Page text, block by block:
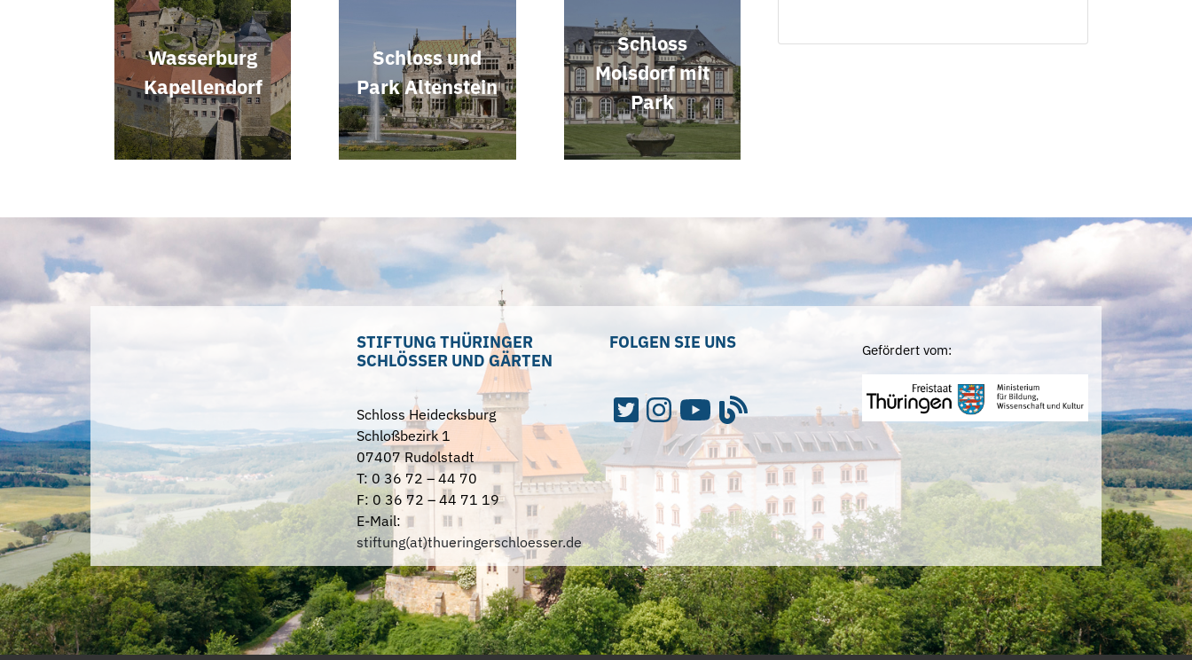
Wasserburg
Kapellendorf
Schloss und
Park Altenstein
Schloss
Molsdorf mit
Park
STIFTUNG THÜRINGER
SCHLÖSSER UND GÄRTEN
Schloss Heidecksburg
Schloßbezirk 1
07407 Rudolstadt
T: 0 36 72 – 44 70
F: 0 36 72 – 44 71 19
E-Mail:
stiftung(at)thueringerschloesser.de
FOLGEN SIE UNS Gefördert vom: